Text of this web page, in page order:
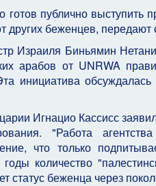
публично выступить
других беженцев,
Израиля Биньямин
арабов от UNRWA
инициатива
Игнацио Кассисс
"Работа
что только
количество
статус беженца через